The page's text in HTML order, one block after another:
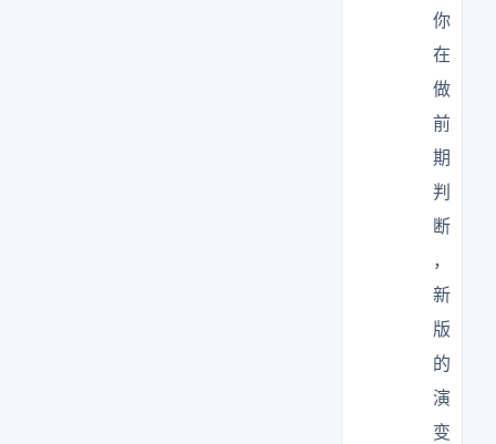
你
在
做
前
期
判
断
，
新
版
的
演
变